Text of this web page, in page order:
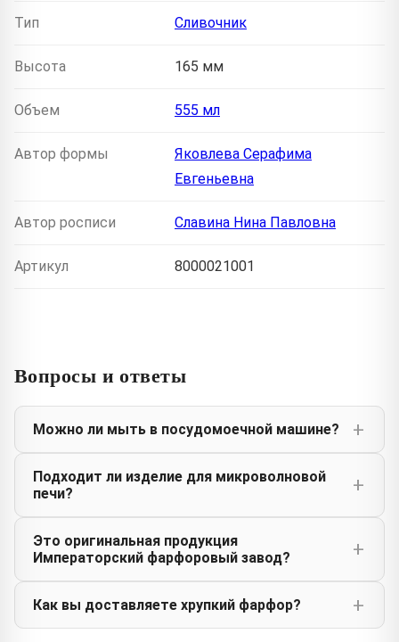
Тип Сливочник
Высота 165 мм
Объем 555 мл
Автор формы
Яковлева Серафима
Евгеньевна
Автор росписи Славина Нина Павловна
Артикул 8000021001
Вопросы и ответы
Можно ли мыть в посудомоечной машине?
Подходит ли изделие для микроволновой
печи?
Это оригинальная продукция
Императорский фарфоровый завод?
Как вы доставляете хрупкий фарфор?